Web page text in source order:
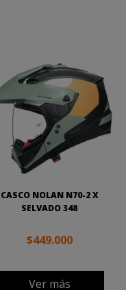
CASCO NOLAN N70-2 X
SELVADO 348
$449.000
Ver más